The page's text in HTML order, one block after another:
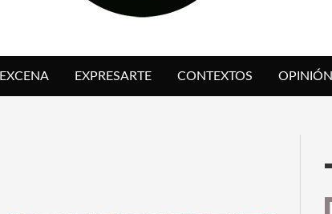
EN EXVITA INTERPRETANDO A SERRAT
EXCENA EXPRESARTE CONTEXTOS OPINIÓN